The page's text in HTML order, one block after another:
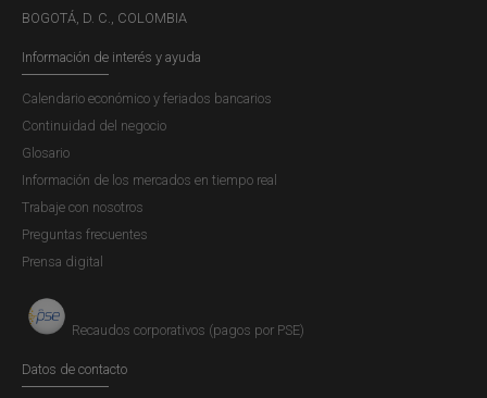
BOGOTÁ, D. C., COLOMBIA
Información de interés y ayuda
Calendario económico y feriados bancarios
Continuidad del negocio
Glosario
Información de los mercados en tiempo real
Trabaje con nosotros
Preguntas frecuentes
Prensa digital
Recaudos corporativos (pagos por PSE)
Datos de contacto